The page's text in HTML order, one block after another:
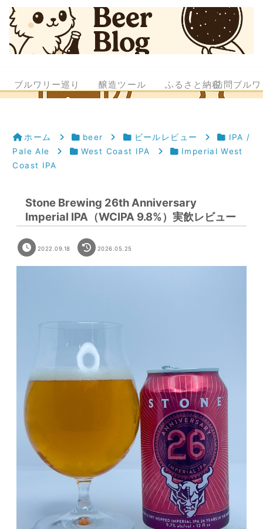
ブルワリー巡り 醸造ツール ふるさと納税訪問ブル
ホーム beer ビールレビュー
IPA /
Pale Ale
West Coast IPA
Imperial West
Coast IPA
Stone Brewing 26th Anniversary
Imperial IPA（WCIPA 9.8%）実飲レビュー
2022.09.18 2026.05.25